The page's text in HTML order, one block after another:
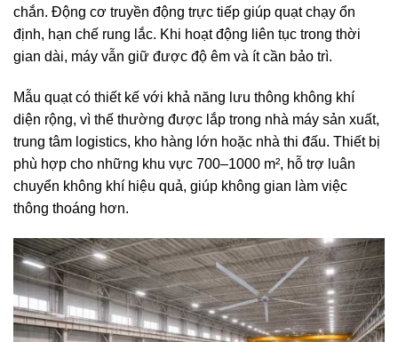
chắn. Động cơ truyền động trực tiếp giúp quạt chạy ổn
định, hạn chế rung lắc. Khi hoạt động liên tục trong thời
gian dài, máy vẫn giữ được độ êm và ít cần bảo trì.
Mẫu quạt có thiết kế với khả năng lưu thông không khí
diện rộng, vì thế thường được lắp trong nhà máy sản xuất,
trung tâm logistics, kho hàng lớn hoặc nhà thi đấu. Thiết bị
phù hợp cho những khu vực 700–1000 m², hỗ trợ luân
chuyển không khí hiệu quả, giúp không gian làm việc
thông thoáng hơn.